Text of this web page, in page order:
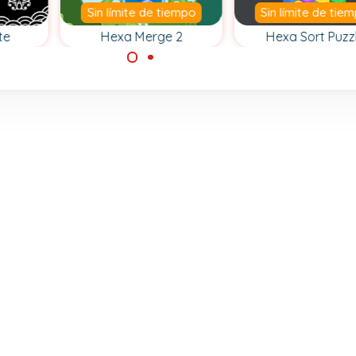
Hexa Merge 2
Sin límite de tiempo
Hexa Sort
Sin límite de